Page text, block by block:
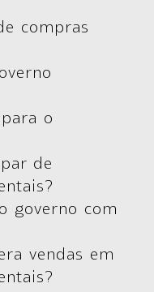
compras
o
de
governo com
vendas em